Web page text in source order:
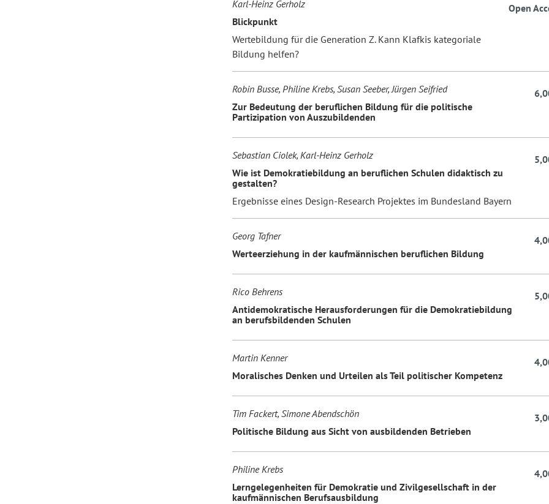
Karl-Heinz Gerholz
Blickpunkt
Wertebildung für die Generation Z. Kann Klafkis kategoriale
Bildung helfen?
Open
Robin Busse, Philine Krebs, Susan Seeber, Jürgen Seifried
Zur Bedeutung der beruflichen Bildung für die politische
Partizipation von Auszubildenden
Sebastian Ciolek, Karl-Heinz Gerholz
Wie ist Demokratiebildung an beruflichen Schulen didaktisch zu
gestalten?
Ergebnisse eines Design-Research Projektes im Bundesland Bayern
Georg Tafner
Werteerziehung in der kaufmännischen beruflichen Bildung
Rico Behrens
Antidemokratische Herausforderungen für die Demokratiebildung
an berufsbildenden Schulen
Martin Kenner
Moralisches Denken und Urteilen als Teil politischer Kompetenz
Tim Fackert, Simone Abendschön
Politische Bildung aus Sicht von ausbildenden Betrieben
Philine Krebs
Lerngelegenheiten für Demokratie und Zivilgesellschaft in der
kaufmännischen Berufsausbildung